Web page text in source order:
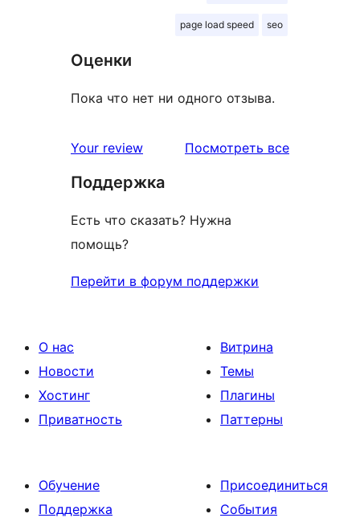
page load speed seo
Оценки
Пока что нет ни одного отзыва.
Your review Посмотреть всеотзывы
Поддержка
Есть что сказать? Нужна
помощь?
Перейти в форум поддержки
О нас
Новости
Хостинг
Приватность
Витрина
Темы
Плагины
Паттерны
Обучение
Поддержка
Присоединиться
События